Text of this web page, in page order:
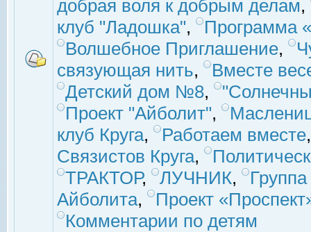
добрая воля к добрым делам,
клуб "Ладошка",
Программа
Волшебное Приглашение,
связующая нить,
Вместе
Детский дом №8,
Проект "Айболит",
клуб Круга, Работаем вместе
Связистов Круга,
ТРАКТОР, ЛУЧНИК,
Айболита,
Проект
Комментарии по детям